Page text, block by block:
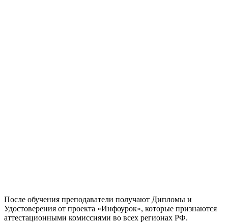
После обучения преподаватели получают Дипломы и
Удостоверения от проекта «Инфоурок», которые признаются
аттестационными комиссиями во всех регионах РФ.